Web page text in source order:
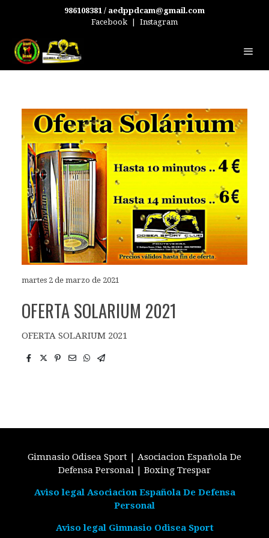
986108381 / aedppdcam@gmail.com
Facebook
Instagram
martes 2 de marzo de 2021
OFERTA SOLARIUM 2021
OFERTA SOLARIUM 2021
Gimnasio Odisea Sport | Asociacion Española De
Defensa Personal | Boxing Trespar
Aviso legal Asociacion Española De Defensa
Personal
Aviso legal Gimnasio Odisea Sport